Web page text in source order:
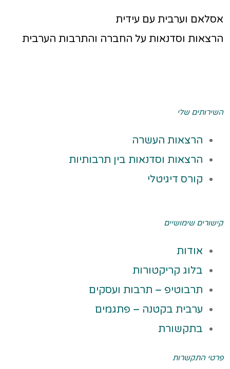
אסלאם וערבית עם עידית
הרצאות וסדנאות על החברה והתרבות הערבית
השירותים שלי
הרצאות העשרה
הרצאות וסדנאות בין תרבותיות
קורס דיגיטלי
קישורים שימושיים
אודות
בלוג קריקטורות
תרבוטיפ – תרבות ועסקים
ערבית בקטנה – פתגמים
בתקשורת
פרטי התקשרות